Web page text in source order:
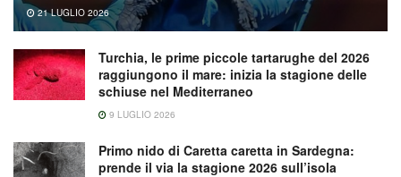
21 LUGLIO 2026
Turchia, le prime piccole tartarughe del 2026
raggiungono il mare: inizia la stagione delle
schiuse nel Mediterraneo
9 LUGLIO 2026
Primo nido di Caretta caretta in Sardegna:
prende il via la stagione 2026 sull’isola